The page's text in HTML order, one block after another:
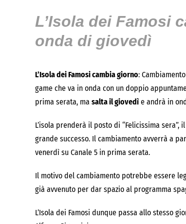
L’Isola dei Famosi
onda di giovedì
L’Isola dei Famosi cambia giorno:
game che va in onda con un doppio
prima serata, ma salta il giovedì e andrà in
L’isola prenderà il posto di “Felicissima
grande successo. Il cambiamento avverrà a
venerdì su Canale 5 in prima serata.
Il motivo del cambiamento potrebbe essere
già avvenuto per dar spazio al programma
L’Isola dei Famosi dunque passa allo stesso